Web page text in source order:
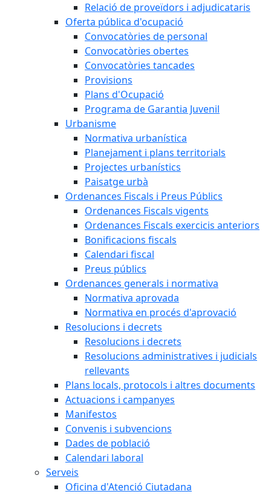
Relació de proveïdors i adjudicataris
Oferta pública d'ocupació
Convocatòries de personal
Convocatòries obertes
Convocatòries tancades
Provisions
Plans d'Ocupació
Programa de Garantia Juvenil
Urbanisme
Normativa urbanística
Planejament i plans territorials
Projectes urbanístics
Paisatge urbà
Ordenances Fiscals i Preus Públics
Ordenances Fiscals vigents
Ordenances Fiscals exercicis anteriors
Bonificacions fiscals
Calendari fiscal
Preus públics
Ordenances generals i normativa
Normativa aprovada
Normativa en procés d'aprovació
Resolucions i decrets
Resolucions i decrets
Resolucions administratives i judicials
rellevants
Plans locals, protocols i altres documents
Actuacions i campanyes
Manifestos
Convenis i subvencions
Dades de població
Calendari laboral
Serveis
Oficina d'Atenció Ciutadana